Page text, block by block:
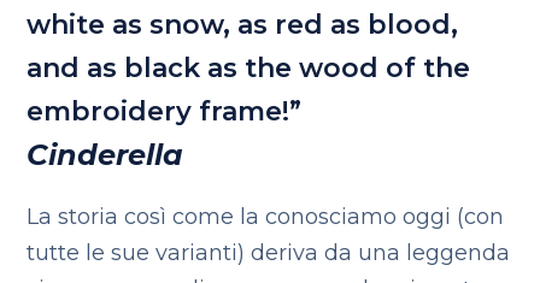
white as snow, as red as blood,
and as black as the wood of the
embroidery frame!”
Cinderella
La storia così come la conosciamo oggi (con
tutte le sue varianti) deriva da una leggenda